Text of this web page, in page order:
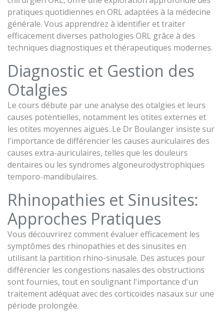
pratiques quotidiennes en ORL adaptées à la médecine
générale. Vous apprendrez à identifier et traiter
efficacement diverses pathologies ORL grâce à des
techniques diagnostiques et thérapeutiques modernes.
Diagnostic et Gestion des
Otalgies
Le cours débute par une analyse des otalgies et leurs
causes potentielles, notamment les otites externes et
les otites moyennes aiguës. Le Dr Boulanger insiste sur
l'importance de différencier les causes auriculaires des
causes extra-auriculaires, telles que les douleurs
dentaires ou les syndromes algoneurodystrophiques
temporo-mandibulaires.
Rhinopathies et Sinusites:
Approches Pratiques
Vous découvrirez comment évaluer efficacement les
symptômes des rhinopathies et des sinusites en
utilisant la partition rhino-sinusale. Des astuces pour
différencier les congestions nasales des obstructions
sont fournies, tout en soulignant l'importance d'un
traitement adéquat avec des corticoïdes nasaux sur une
période prolongée.